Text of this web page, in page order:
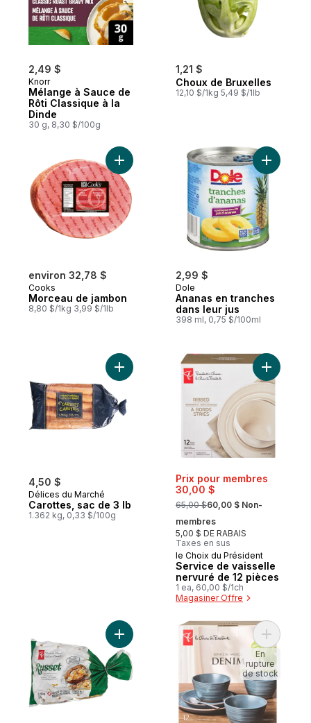
2,49 $
Knorr
Mélange à Sauce de
Rôti Classique à la
Dinde
30 g, 8,30 $/100g
1,21 $
Choux de Bruxelles
12,10 $/1kg 5,49 $/1lb
environ 32,78 $
Cooks
Morceau de jambon
8,80 $/1kg 3,99 $/1lb
Ajouter Morceau de jambon au panier
2,99 $
Dole
Ananas en tranches
dans leur jus
398 ml, 0,75 $/100ml
Ajouter
4,50 $
Délices du Marché
Carottes, sac de 3 lb
1.362 kg, 0,33 $/100g
Ajouter Carottes, sac de 3 lb au panier
Prix pour membres
30,00 $
, formerly:
65,00 $60,00 $ Non-
membres
5,00 $ DE RABAIS
Taxes en sus
le Choix du Président
Service de vaisselle
nervuré de 12 pièces
1 ea, 60,00 $/1ch
Magasiner Offre
Ajouter
Ajouter Pommes de terre Russet, sac de
Ajouter
En
rupture
de stock